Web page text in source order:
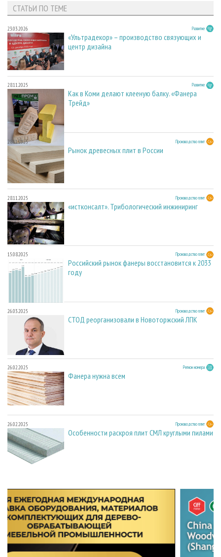
СТАТЬИ ПО ТЕМЕ
23.03.2026 Развитие
«Ультрадекор» – производство связующих и
центр дизайна
28.11.2025 Развитие
Как в Коми делают клееную балку. «Фанера
Трейд»
28.11.2025 Производство плит
Рынок древесных плит в России
28.11.2025 Производство плит
«истконсалт». Трибологический инжиниринг
15.08.2025 Производство плит
Российский рынок фанеры восстановится к 2033
году
26.03.2025 Производство плит
СТОД реорганизовали в Новоторжский ЛПК
26.02.2025 Регион номера
Фанера нужна всем
26.02.2025 Производство плит
Особенности раскроя плит СМЛ круглыми пилами